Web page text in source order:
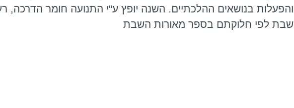
והפעלות בנושאים ההלכתיים. השנה יופץ ע"י התנועה חומר הדרכה,
שבת לפי חלוקתם בספר מאורות השבת